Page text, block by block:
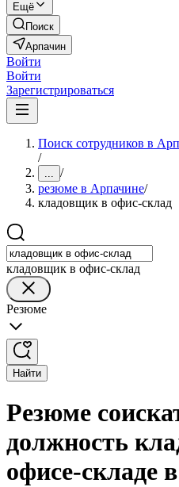
Ещё
Поиск
Арпачин
Войти
Войти
Зарегистрироваться
Поиск сотрудников в
/
... /
резюме в Арпачине/
кладовщик в офис-склад
кладовщик в офис-склад
Резюме
Найти
Резюме
должность
офисе-складе